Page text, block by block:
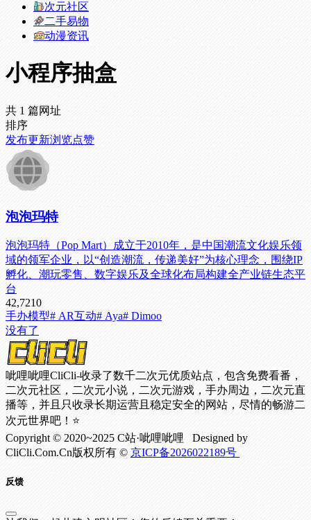
次元社区
二手易物
动漫资讯
小程序抽盒
共 1 篇网址
排序
发布更新浏览点赞
泡泡玛特
泡泡玛特（Pop Mart）成立于2010年，是中国潮流文化娱乐领
域的领军企业，以“创造潮流，传递美好”为核心理念，围绕IP
孵化、潮玩零售、数字娱乐及全球化布局构建全产业链生态平
台
42,7210
手办模型# AR互动# Aya# Dimoo
没有了
呲哩呲哩CliCli-收录了数千二次元优质站点，包含免费看番，
二次元社区，二次元小说，二次元游戏，手办周边，二次元直
播等，并且只收录长期运营且稳定安全的网站，尽情的畅游二
次元世界吧！⭐
Copyright © 2020~2025 C站·呲哩呲哩 Designed by
CliCli.Com.Cn版权所有 © 京ICP备2026022189号
反馈